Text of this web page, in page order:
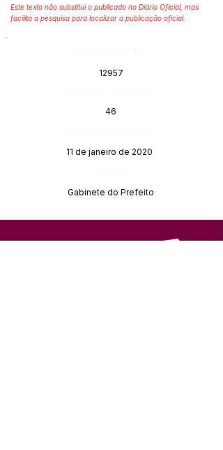
Este texto não substitui o publicado no Diário Oficial, mas
facilita a pesquisa para localizar a publicação oficial.
12957
46
11 de janeiro de 2020
Gabinete do Prefeito